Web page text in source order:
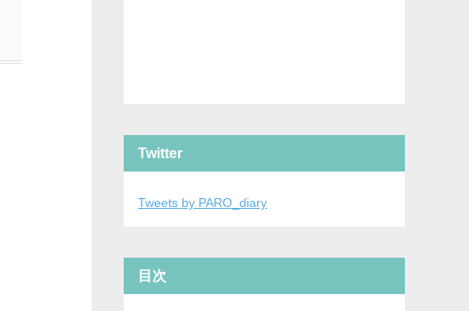
Twitter
Tweets by PARO_diary
目次